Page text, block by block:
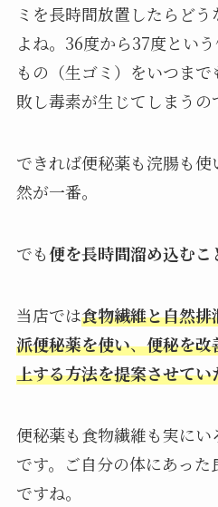
ミを長時間放置したらど
よね。36度から37度とい
もの（生ゴミ）をいつま
敗し毒素が生じてしまうの
できれば便秘薬も浣腸も
然が一番。
でも便を長時間溜め込むこ
当店では食物繊維と自然
派便秘薬を使い、便秘を改
上する方法を提案させて
便秘薬も食物繊維も実に
です。ご自分の体にあっ
ですね。